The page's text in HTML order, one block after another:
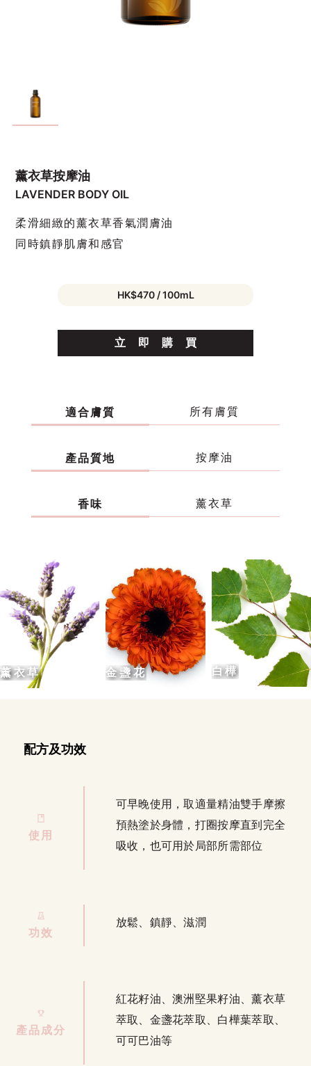
薰衣草按摩油
LAVENDER BODY OIL
柔滑細緻的薰衣草香氣潤膚油
同時鎮靜肌膚和感官
HK$470 / 100mL
立 即 購 買
適合膚質 所有膚質
產品質地 按摩油
香味 薰衣草
薰衣草 金盞花 白樺
配方及功效
使用
可早晚使用，取適量精油雙手摩擦
預熱塗於身體，打圈按摩直到完全
吸收，也可用於局部所需部位
功效
放鬆、鎮靜、滋潤
產品成分
紅花籽油、澳洲堅果籽油、薰衣草
萃取、金盞花萃取、白樺葉萃取、
可可巴油等